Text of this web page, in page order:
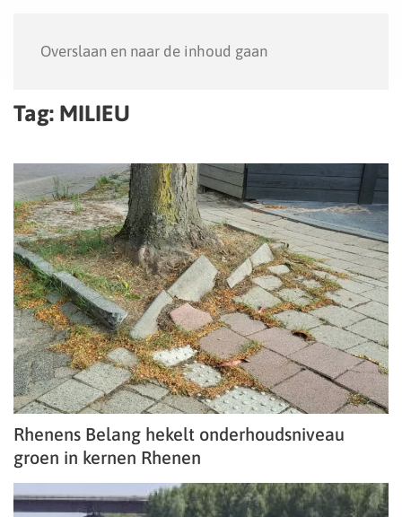
Overslaan en naar de inhoud gaan
Tag: MILIEU
Rhenens Belang hekelt onderhoudsniveau
groen in kernen Rhenen